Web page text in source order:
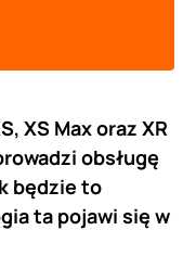
XS Max oraz XR
obsługę
będzie to
ta pojawi się w